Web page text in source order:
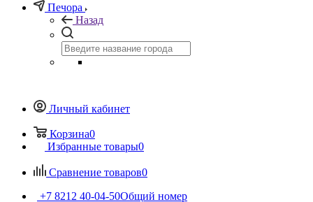
Печора
Назад
Личный кабинет
Корзина0
Избранные товары0
Сравнение товаров0
+7 8212 40-04-50Общий номер